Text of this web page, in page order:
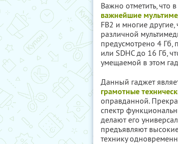
Важно отметить, что
важнейшие
FB2 и многие
различной
предусмотрено 4 Гб,
или SDHC до 16 Гб,
умещаемой в этом
Данный гаджет
грамотные
оправданной.
спектр
делают его
предъявляют
технику